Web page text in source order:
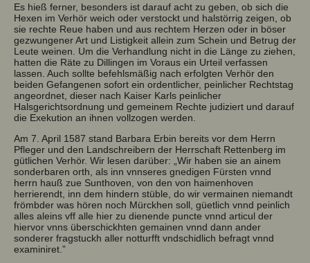
Es hieß ferner, besonders ist darauf acht zu geben, ob sich die
Hexen im Verhör weich oder verstockt und halstörrig zeigen, ob
sie rechte Reue haben und aus rechtem Herzen oder in böser
gezwungener Art und Listigkeit allein zum Schein und Betrug der
Leute weinen. Um die Verhandlung nicht in die Länge zu ziehen,
hatten die Räte zu Dillingen im Voraus ein Urteil verfassen
lassen. Auch sollte befehlsmäßig nach erfolgten Verhör den
beiden Gefangenen sofort ein ordentlicher, peinlicher Rechtstag
angeordnet, dieser nach Kaiser Karls peinlicher
Halsgerichtsordnung und gemeinem Rechte judiziert und darauf
die Exekution an ihnen vollzogen werden.
Am 7. April 1587 stand Barbara Erbin bereits vor dem Herrn
Pfleger und den Landschreibern der Herrschaft Rettenberg im
gütlichen Verhör. Wir lesen darüber: „Wir haben sie an ainem
sonderbaren orth, als inn vnnseres gnedigen Fürsten vnnd
herrn hauß zue Sunthoven, von den von haimenhoven
herrierendt, inn dem hindern stüble, do wir vermainen niemandt
frömbder was hören noch Mürckhen soll, güetlich vnnd peinlich
alles aleins vff alle hier zu dienende puncte vnnd articul der
hiervor vnns überschickhten gemainen vnnd dann ander
sonderer fragstuckh aller notturfft vndschidlich befragt vnnd
examiniret.”